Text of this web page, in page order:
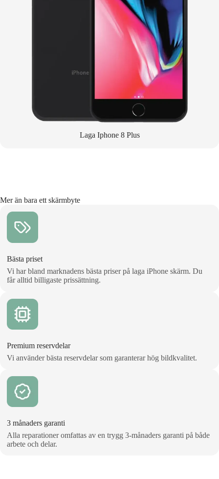
Laga Iphone 8 Plus
Mer än bara ett skärmbyte
Bästa priset
Vi har bland marknadens bästa priser på laga iPhone skärm. Du
får alltid billigaste prissättning.
Premium reservdelar
Vi använder bästa reservdelar som garanterar hög bildkvalitet.
3 månaders garanti
Alla reparationer omfattas av en trygg 3‑månaders garanti på både
arbete och delar.